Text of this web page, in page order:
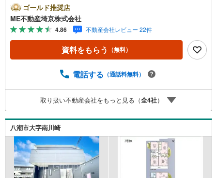
ご希望の日時をご記入いただけますとスムーズにご案内が
可能です。■ご来店特典1.ご見学、ご来店後にアンケート記
入でもれなく3、000円のQUOカードプレゼント（1組様1回
限り後日郵送）2.未公開の物件情報をご紹介3.不動産ご購
入、ご売却、太陽光発電システムご検討中のお客様、ご紹
介でもれなくQUOカード3、000円分プレゼント更にご紹介
円のご紹介料をお支払いさせて頂きます！詳しくはスタッ
マイカーでも安心！2.チャイルドスペース、授乳室、ベビ
ーベッド完備3.他にもファミリーに優しい『あったら良い
な』がここにある！ミルク用浄水サーバー、紙おむつ、ア
メニティ、大型個室2部屋、各ブースモニター等
ゴールド推奨店
ME不動産埼京株式会社
4.86 不動産会社レビュー 22件
資料をもらう （無料）
電話する （通話料無料）
取り扱い不動産会社をもっと見る（全4社）
八潮市大字南川崎